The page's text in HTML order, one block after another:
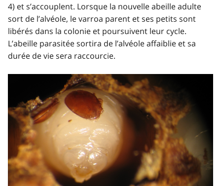
4) et s’accouplent. Lorsque la nouvelle abeille adulte
sort de l’alvéole, le varroa parent et ses petits sont
libérés dans la colonie et poursuivent leur cycle.
L’abeille parasitée sortira de l’alvéole affaiblie et sa
durée de vie sera raccourcie.